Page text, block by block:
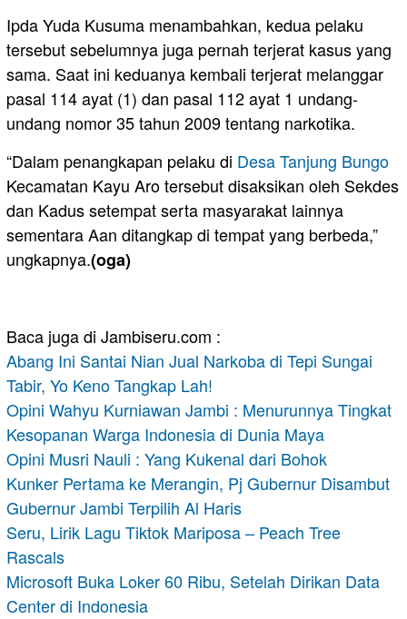
Ipda Yuda Kusuma menambahkan, kedua pelaku
tersebut sebelumnya juga pernah terjerat kasus yang
sama. Saat ini keduanya kembali terjerat melanggar
pasal 114 ayat (1) dan pasal 112 ayat 1 undang-
undang nomor 35 tahun 2009 tentang narkotika.
“Dalam penangkapan pelaku di Desa Tanjung Bungo
Kecamatan Kayu Aro tersebut disaksikan oleh Sekdes
dan Kadus setempat serta masyarakat lainnya
sementara Aan ditangkap di tempat yang berbeda,”
ungkapnya.(oga)
Baca juga di Jambiseru.com :
Abang Ini Santai Nian Jual Narkoba di Tepi Sungai
Tabir, Yo Keno Tangkap Lah!
Opini Wahyu Kurniawan Jambi : Menurunnya Tingkat
Kesopanan Warga Indonesia di Dunia Maya
Opini Musri Nauli : Yang Kukenal dari Bohok
Kunker Pertama ke Merangin, Pj Gubernur Disambut
Gubernur Jambi Terpilih Al Haris
Seru, Lirik Lagu Tiktok Mariposa – Peach Tree
Rascals
Microsoft Buka Loker 60 Ribu, Setelah Dirikan Data
Center di Indonesia